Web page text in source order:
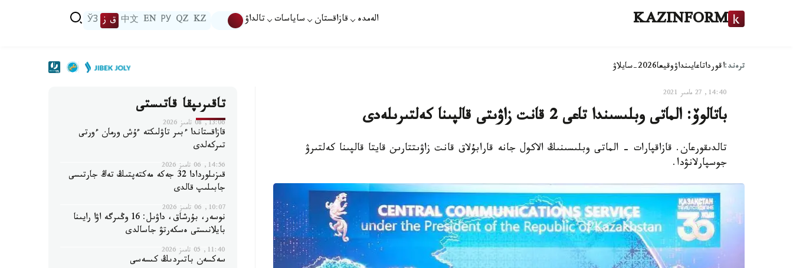
KAZINFORM الەمدە قازاقستان ساياسات تالداۋ KZ
QZ
РУ
EN
中文 ق ز ЎЗ
ترەند:اقورداتاعايىنداۋوقيعا2026-سايلاۋ
14:40, 27 مامىر 2021
باتالوۆ: الماتى وبلىسىندا تاعى 2 قانت زاۋىتى قالپىنا كەلتىرىلەدى
تالدىقورعان. قازاقپارات - الماتى وبلىسىنىڭ الاكول جانە قارابۇلاق قانت زاۋىتتارىن قايتا قالپىنا كەلتىرۋ
جوسپارلانۋدا.
تاقىرىپقا قاتىستى
13:06, 08 تامىز 2026
قازاقستاندا ءبىر تاۋلىكتە ءۇش ورمان ءورتى
تىركەلدى
14:56, 06 تامىز 2026
قىزىلوردادا 32 جەكە مەكتەپتىڭ تەڭ جارتىسى
جابىلىپ قالدى
10:07, 06 تامىز 2026
نوسەر، بۇرشاق، داۋىل: 16 وڭىرگە اۋا رايىنا
بايلانىستى ەسكەرتۋ جاسالدى
11:40, 05 تامىز 2026
سەكسەن باتىردىڭ كىسەسى